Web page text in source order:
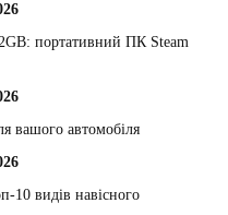
портативний ПК Steam
вашого автомобіля
10 видів навісного